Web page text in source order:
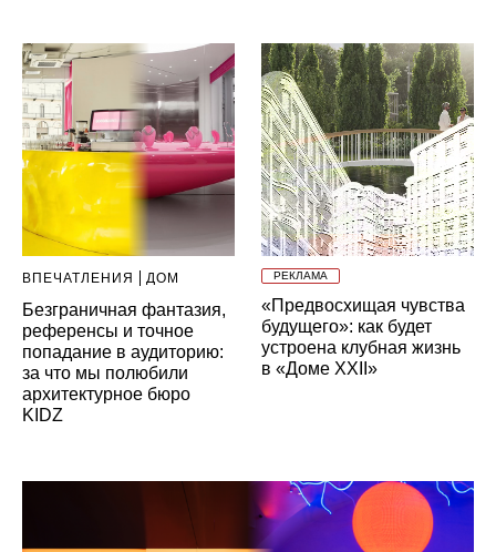
ВПЕЧАТЛЕНИЯ ДОМ
Безграничная фантазия,
референсы и точное
попадание в аудиторию:
за что мы полюбили
архитектурное бюро
KIDZ
РЕКЛАМА
«Предвосхищая чувства
будущего»: как будет
устроена клубная жизнь
в «Доме XXII»